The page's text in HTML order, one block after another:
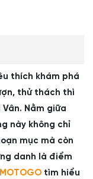
thích khám phá
thử thách thì
Nằm giữa
này không chỉ
mục mà còn
danh là điểm
MOTOGO tìm hiểu